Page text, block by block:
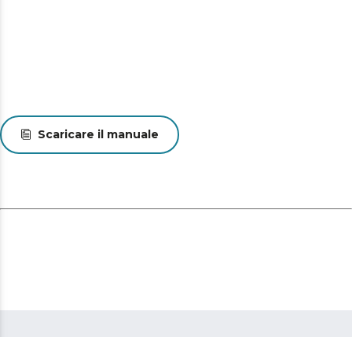
Scaricare il manuale